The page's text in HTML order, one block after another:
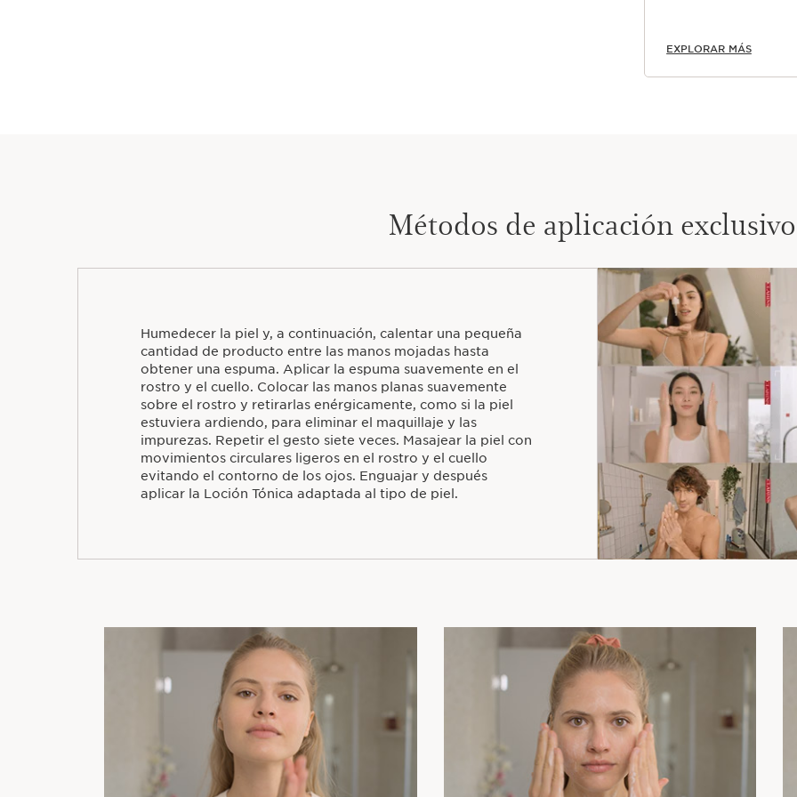
EXPLORAR MÁS
Métodos de aplicación
Humedecer la piel y, a continuación, calentar una pequeña
cantidad de producto entre las manos mojadas hasta
obtener una espuma. Aplicar la espuma suavemente en el
rostro y el cuello. Colocar las manos planas suavemente
sobre el rostro y retirarlas enérgicamente, como si la piel
estuviera ardiendo, para eliminar el maquillaje y las
impurezas. Repetir el gesto siete veces. Masajear la piel con
movimientos circulares ligeros en el rostro y el cuello
evitando el contorno de los ojos. Enguajar y después
aplicar la Loción Tónica adaptada al tipo de piel.